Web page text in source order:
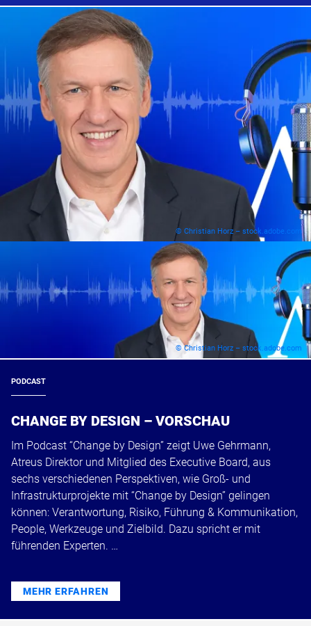
© Christian Horz – stock.adobe.com
© Christian Horz – stock.adobe.com
PODCAST
CHANGE BY DESIGN – VORSCHAU
Im Podcast “Change by Design” zeigt Uwe Gehrmann,
Atreus Direktor und Mitglied des Executive Board, aus
sechs verschiedenen Perspektiven, wie Groß- und
Infrastrukturprojekte mit “Change by Design” gelingen
können: Verantwortung, Risiko, Führung & Kommunikation,
People, Werkzeuge und Zielbild. Dazu spricht er mit
führenden Experten. …
MEHR ERFAHREN